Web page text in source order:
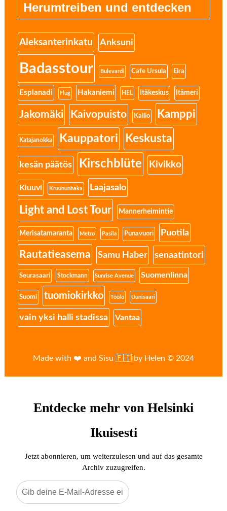
Herumtreiben und entdecken
Aleksanterinkatu Anksuni
Badasstour Bulevardi Cafe Ursula Eira
Esplanadi Flug Hakaniemi HEL Itäkeskus Itämeri
Jakomäki Kaivopuisto Kallio Kamppi
Katajanokka Kauppatori Keskusta
kesän päätös Kirschblüte Kivikko
Kluuvi Kruununhaka Laajasalo
Light and Lost Tour Mannerheimintie
Merisatamaranta Metro Pasila Punavuori Puotila
Rautatieasema Samu Haber senaatintori
Seurasaari Stockmann Sunrise Avenue Suomenlinna
Suomi tuomiokirkko Töölö Uunisaari
vain yksi halli stadissa Vantaa
Made with ❤️ and Sisu 🇫🇮 by Helen © 2024
Entdecke mehr von Helsinki
Ikuisesti
Jetzt abonnieren, um weiterzulesen und auf das gesamte
Archiv zuzugreifen.
Gib
deine